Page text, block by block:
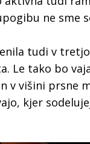
ne sme
tudi v
Le tako bo
v višini prsne
kjer